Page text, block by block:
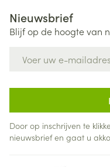
Nieuwsbrief
Blijf op de hoogte van
Door op inschrijven te
nieuwsbrief en gaat u